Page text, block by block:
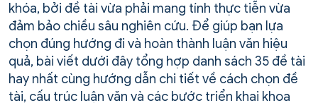
khóa, bởi đề tài vừa phải mang tính thực tiễn vừa
đảm bảo chiều sâu nghiên cứu. Để giúp bạn lựa
chọn đúng hướng đi và hoàn thành luận văn hiệu
quả, bài viết dưới đây tổng hợp danh sách 35 đề tài
hay nhất cùng hướng dẫn chi tiết về cách chọn đề
tài, cấu trúc luận văn và các bước triển khai khoa